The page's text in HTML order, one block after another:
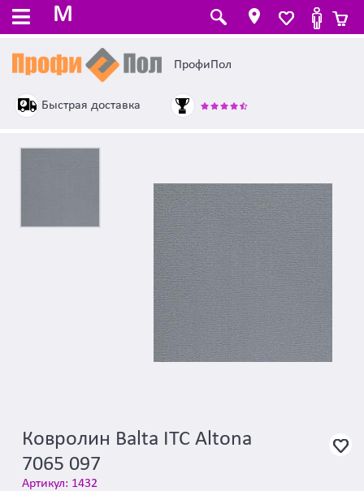
M
ПрофиПол
Быстрая доставка
Ковролин Balta ITC Altona
7065 097
Артикул: 1432